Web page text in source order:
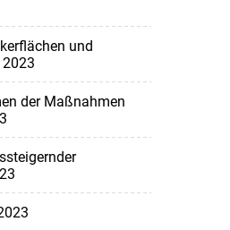
und
der Maßnahmen